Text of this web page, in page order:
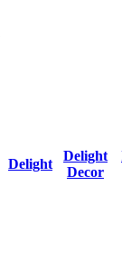
Delight
Delight
Decor